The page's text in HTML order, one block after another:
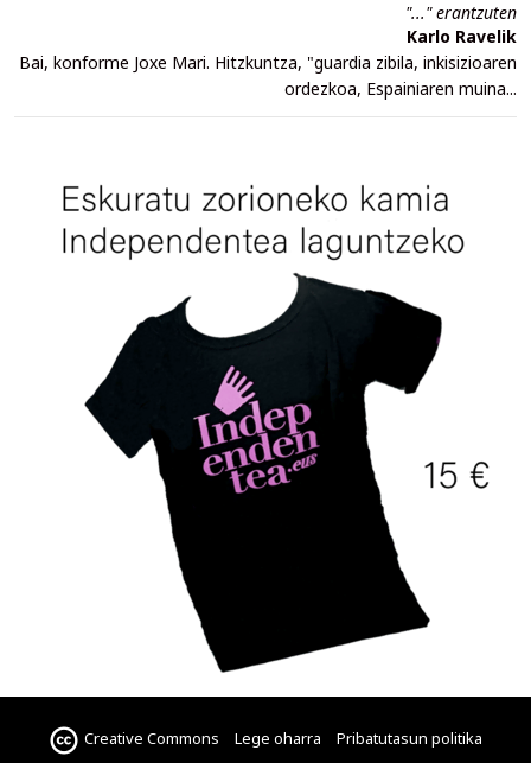
"..." erantzuten
Karlo Ravelik
Bai, konforme Joxe Mari. Hitzkuntza, "guardia zibila, inkisizioaren
ordezkoa, Espainiaren muina...
Creative Commons Lege oharra Pribatutasun politika